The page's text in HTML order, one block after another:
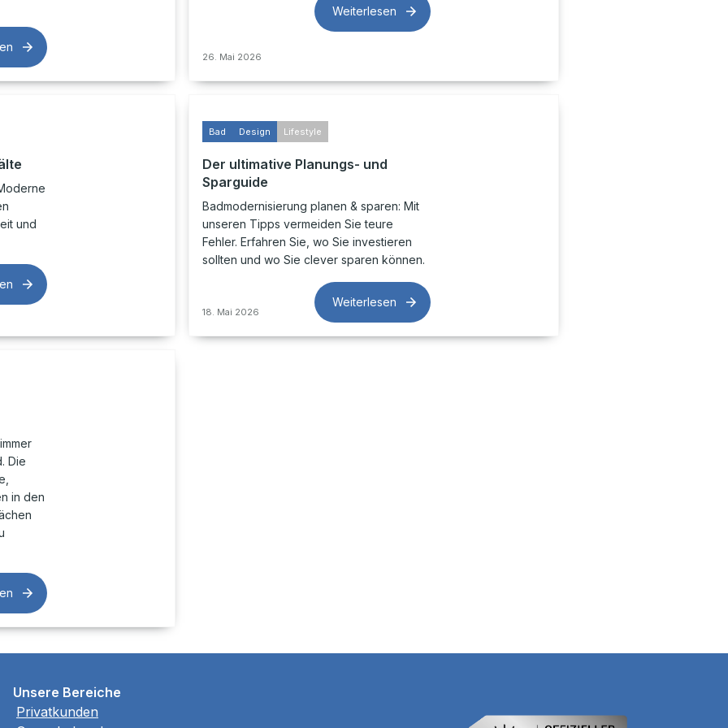
26. Mai 2026
Weiterlesen
und
Bad Design Lifestyle
Der ultimative Planungs- und
Sparguide
Badmodernisierung planen & sparen: Mit
unseren Tipps vermeiden Sie teure
Fehler. Erfahren Sie, wo Sie investieren
sollten und wo Sie clever sparen können.
18. Mai 2026
Weiterlesen
Die
in den
Unsere Bereiche
Privatkunden